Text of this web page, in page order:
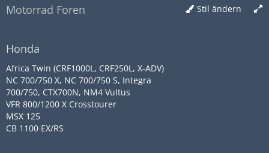
Stil ändern
Motorrad Foren
Honda
Africa Twin (CRF1000L, CRF250L, X-ADV)
NC 700/750 X, NC 700/750 S, Integra
700/750, CTX700N, NM4 Vultus
VFR 800/1200 X Crosstourer
MSX 125
CB 1100 EX/RS